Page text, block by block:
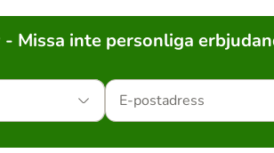
Missa inte personliga